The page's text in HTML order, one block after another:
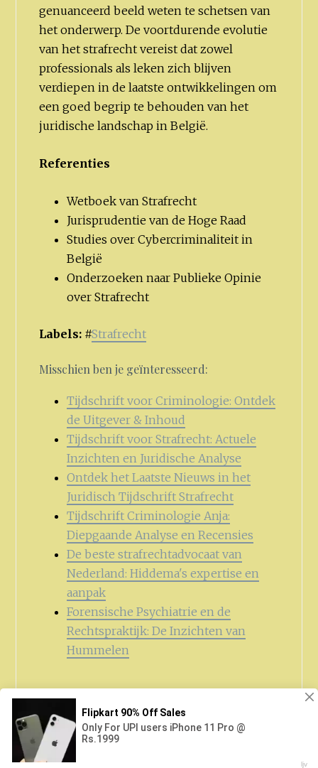
genuanceerd beeld weten te schetsen van
het onderwerp. De voortdurende evolutie
van het strafrecht vereist dat zowel
professionals als leken zich blijven
verdiepen in de laatste ontwikkelingen om
een goed begrip te behouden van het
juridische landschap in België.
Referenties
Wetboek van Strafrecht
Jurisprudentie van de Hoge Raad
Studies over Cybercriminaliteit in
België
Onderzoeken naar Publieke Opinie
over Strafrecht
Labels: #Strafrecht
Misschien ben je geïnteresseerd:
Tijdschrift voor Criminologie: Ontdek
de Uitgever & Inhoud
Tijdschrift voor Strafrecht: Actuele
Inzichten en Juridische Analyse
Ontdek het Laatste Nieuws in het
Juridisch Tijdschrift Strafrecht
Tijdschrift Criminologie Anja:
Diepgaande Analyse en Recensies
De beste strafrechtadvocaat van
Nederland: Hiddema's expertise en
aanpak
Forensische Psychiatrie en de
Rechtspraktijk: De Inzichten van
Hummelen
Zoeken
naar: